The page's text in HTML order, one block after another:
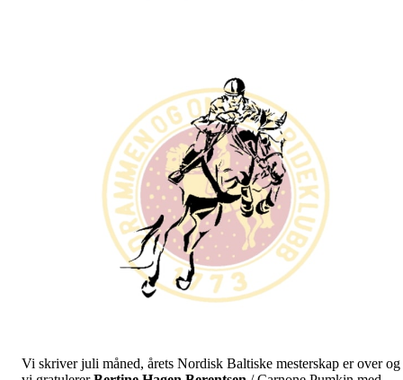
Vi skriver juli måned, årets Nordisk Baltiske mesterskap er over og